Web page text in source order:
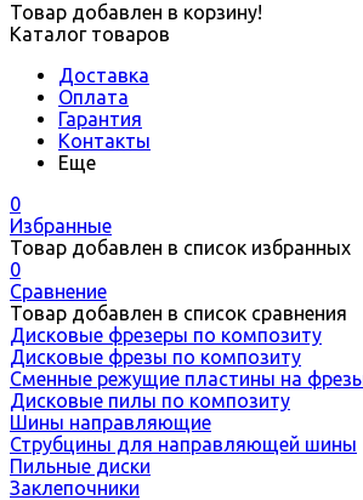
Товар добавлен в корзину!
Каталог товаров
Доставка
Оплата
Гарантия
Контакты
Еще
0
Избранные
Товар добавлен в список избранных
0
Сравнение
Товар добавлен в список сравнения
Дисковые фрезеры по композиту
Дисковые фрезы по композиту
Сменные режущие пластины на
Дисковые пилы по композиту
Шины направляющие
Струбцины для направляющей шины
Пильные диски
Заклепочники